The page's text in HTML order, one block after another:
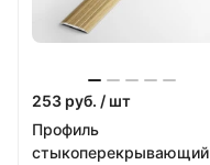
253 руб. / шт
Профиль
стыкоперекрывающий